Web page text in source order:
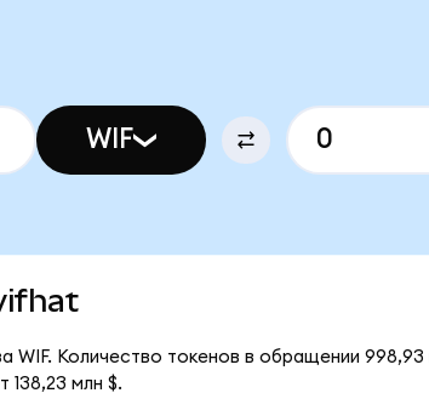
WIF
WIF. Количество токенов в обращении
138,23 млн $.